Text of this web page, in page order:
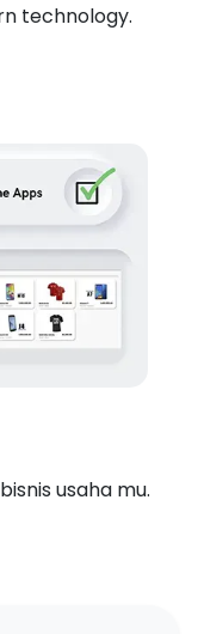
technology.
usaha mu.